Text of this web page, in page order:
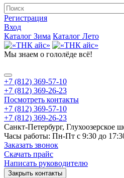
Регистрация
Вход
Каталог Зима Каталог Лето
Мы знаем о гололёде всё!
+7 (812) 369-57-10
+7 (812) 369-26-23
Посмотреть контакты
+7 (812) 369-57-10
+7 (812) 369-26-23
Санкт-Петербург, Глухоозерское
Часы работы: Пн-Пт с 9:30 до
Заказать звонок
Скачать прайс
Написать руководителю
Закрыть контакты